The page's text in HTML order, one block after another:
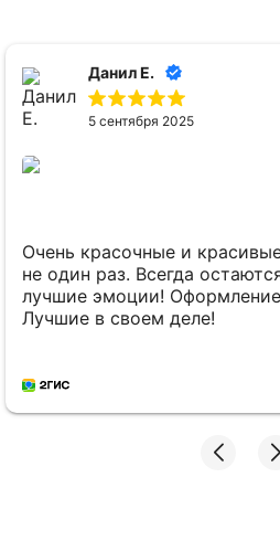
Данил Е.
5 сентября 2025
Очень красочные и
не один раз. Всегда
лучшие эмоции! Оформление
Лучшие в своем деле!